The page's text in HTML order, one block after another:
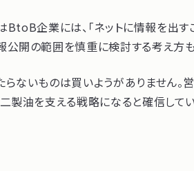
はBtoB企業には、「ネットに情報を
開の範囲を慎重に検討する考え方も
ないものは買いようがありません
製油を支える戦略になると確信してい